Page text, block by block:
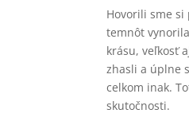
Hovorili sme
temnôt
krásu, veľkosť
zhasli a úplne
celkom inak.
skutočnosti.